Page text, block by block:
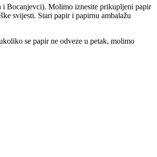
Bocanjevci). Molimo iznesite prikupljeni papir
svijesti. Stari papir i papirnu ambalažu
se papir ne odveze u petak, molimo